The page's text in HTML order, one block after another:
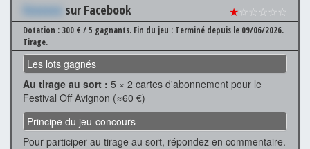
Xxxxxxx sur Facebook ★☆☆☆☆☆
Dotation : 300 € / 5 gagnants. Fin du jeu : Terminé depuis le 09/06/2026.
Tirage.
Les lots gagnés
Au tirage au sort : 5 × 2 cartes d'abonnement pour le
Festival Off Avignon (≈60 €)
Principe du jeu-concours
Pour participer au tirage au sort, répondez en commentaire.